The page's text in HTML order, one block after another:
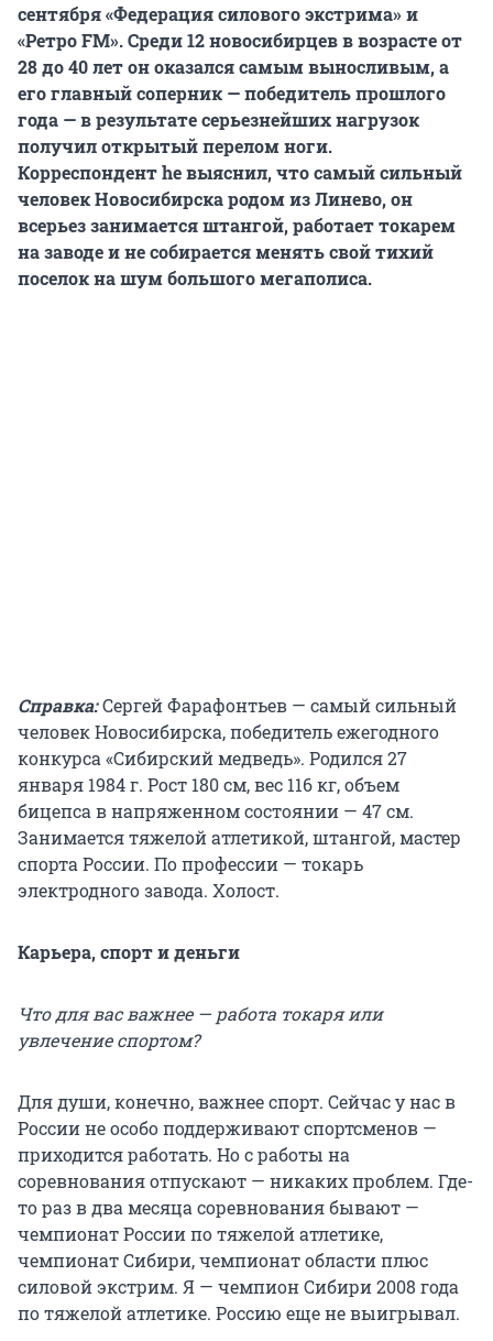
сентября «Федерация силового экстрима» и
«Ретро FM». Среди 12 новосибирцев в возрасте от
28 до 40 лет он оказался самым выносливым, а
его главный соперник — победитель прошлого
года — в результате серьезнейших нагрузок
получил открытый перелом ноги.
Корреспондент he выяснил, что самый сильный
человек Новосибирска родом из Линево, он
всерьез занимается штангой, работает токарем
на заводе и не собирается менять свой тихий
поселок на шум большого мегаполиса.
Справка:Сергей Фарафонтьев — самый сильный
человек Новосибирска, победитель ежегодного
конкурса «Сибирский медведь». Родился 27
января 1984 г. Рост 180 см, вес 116 кг, объем
бицепса в напряженном состоянии — 47 см.
Занимается тяжелой атлетикой, штангой, мастер
спорта России. По профессии — токарь
электродного завода. Холост.
Карьера, спорт и деньги
Что для вас важнее — работа токаря или
увлечение спортом?
Для души, конечно, важнее спорт. Сейчас у нас в
России не особо поддерживают спортсменов —
приходится работать. Но с работы на
соревнования отпускают — никаких проблем. Где-
то раз в два месяца соревнования бывают —
чемпионат России по тяжелой атлетике,
чемпионат Сибири, чемпионат области плюс
силовой экстрим. Я — чемпион Сибири 2008 года
по тяжелой атлетике. Россию еще не выигрывал.